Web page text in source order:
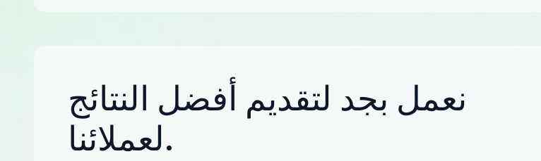
نعمل بجد لتقديم أفضل النتائج
لعملائنا.